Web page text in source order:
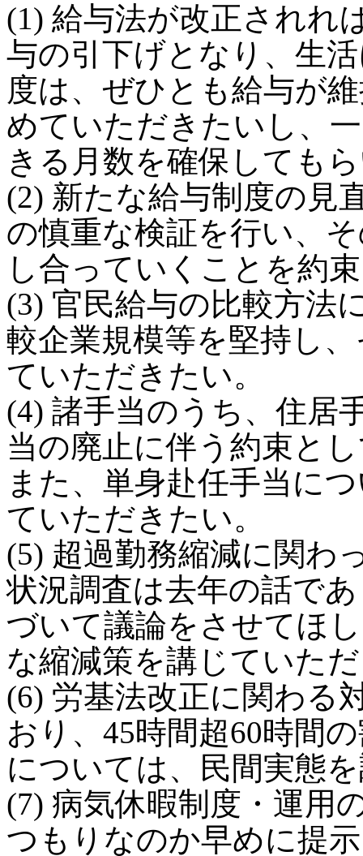
(1) 給与法が改正されれ
与の引下げとなり、生
度は、ぜひとも給与が
めていただきたいし、
きる月数を確保しても
(2) 新たな給与制度の見
の慎重な検証を行い、
し合っていくことを約
(3) 官民給与の比較方法
較企業規模等を堅持し
ていただきたい。
(4) 諸手当のうち、住居
当の廃止に伴う約束と
また、単身赴任手当に
ていただきたい。
(5) 超過勤務縮減に関わ
状況調査は去年の話で
づいて議論をさせてほ
な縮減策を講じていた
(6) 労基法改正に関わる
おり、45時間超60時間
については、民間実態
(7) 病気休暇制度・運用
つもりなのか早めに提